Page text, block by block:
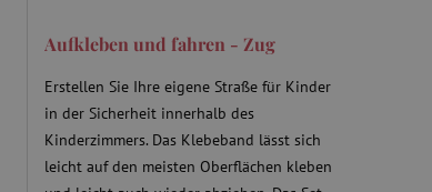
Aufkleben und fahren - Zug
Erstellen Sie Ihre eigene Straße für Kinder
in der Sicherheit innerhalb des
Kinderzimmers. Das Klebeband lässt sich
leicht auf den meisten Oberflächen kleben